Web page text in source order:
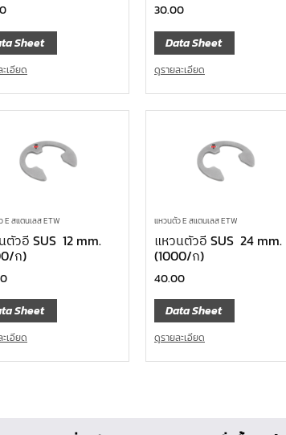
Sheet
เอียด
30.00
Data Sheet
ดูรายละเอียด
E สแตนเลส ETW
ตัวอี SUS 12 mm.
ก)
Sheet
เอียด
แหวนตัว E สแตนเลส ETW
แหวนตัวอี SUS 24 mm.
(1000/ก)
40.00
Data Sheet
ดูรายละเอียด